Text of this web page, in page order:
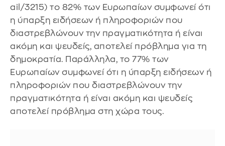
ail/3215) το 82% των Ευρωπαίων συμφωνεί ότι
η ύπαρξη ειδήσεων ή πληροφοριών που
διαστρεβλώνουν την πραγματικότητα ή είναι
ακόμη και ψευδείς, αποτελεί πρόβλημα για τη
δημοκρατία. Παράλληλα, το 77% των
Ευρωπαίων συμφωνεί ότι η ύπαρξη ειδήσεων ή
πληροφοριών που διαστρεβλώνουν την
πραγματικότητα ή είναι ακόμη και ψευδείς
αποτελεί πρόβλημα στη χώρα τους.